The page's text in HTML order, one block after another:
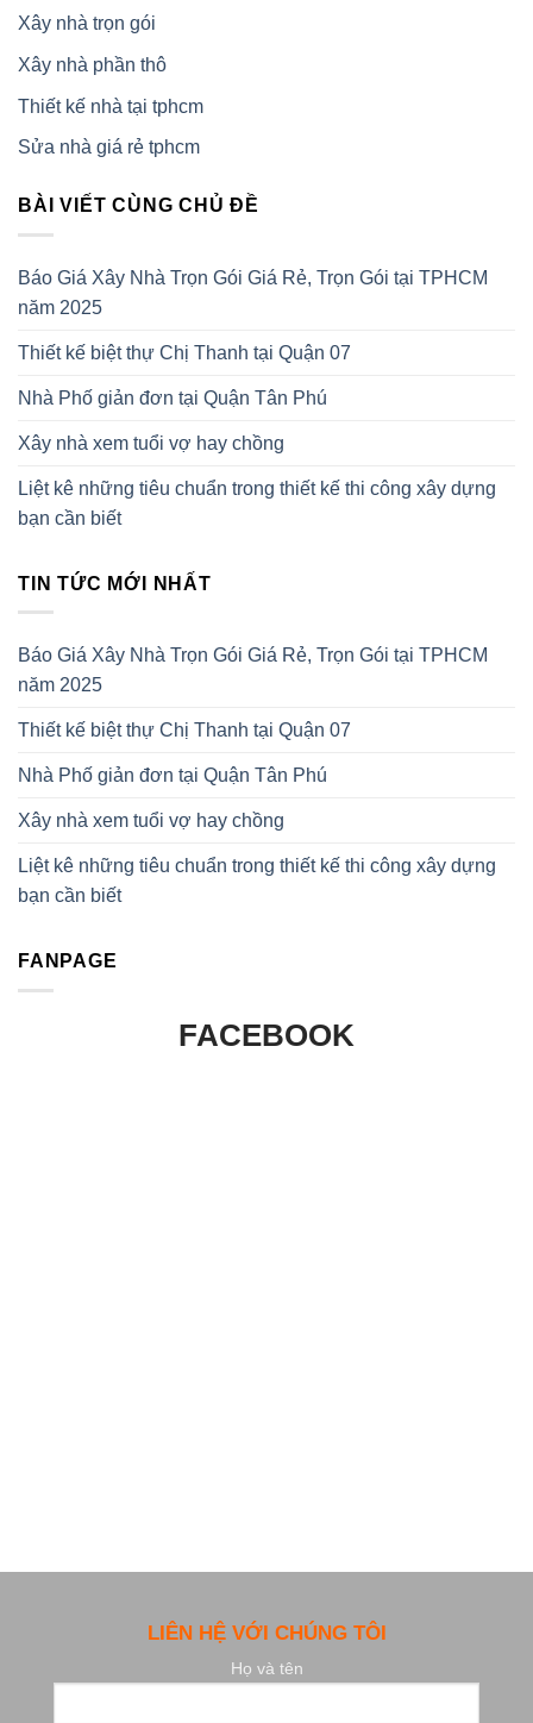
Xây nhà trọn gói
Xây nhà phần thô
Thiết kế nhà tại tphcm
Sửa nhà giá rẻ tphcm
BÀI VIẾT CÙNG CHỦ ĐỀ
Báo Giá Xây Nhà Trọn Gói Giá Rẻ, Trọn Gói tại TPHCM
năm 2025
Thiết kế biệt thự Chị Thanh tại Quận 07
Nhà Phố giản đơn tại Quận Tân Phú
Xây nhà xem tuổi vợ hay chồng
Liệt kê những tiêu chuẩn trong thiết kế thi công xây dựng
bạn cần biết
TIN TỨC MỚI NHẤT
Báo Giá Xây Nhà Trọn Gói Giá Rẻ, Trọn Gói tại TPHCM
năm 2025
Thiết kế biệt thự Chị Thanh tại Quận 07
Nhà Phố giản đơn tại Quận Tân Phú
Xây nhà xem tuổi vợ hay chồng
Liệt kê những tiêu chuẩn trong thiết kế thi công xây dựng
bạn cần biết
FANPAGE
FACEBOOK
LIÊN HỆ VỚI CHÚNG TÔI
Họ và tên